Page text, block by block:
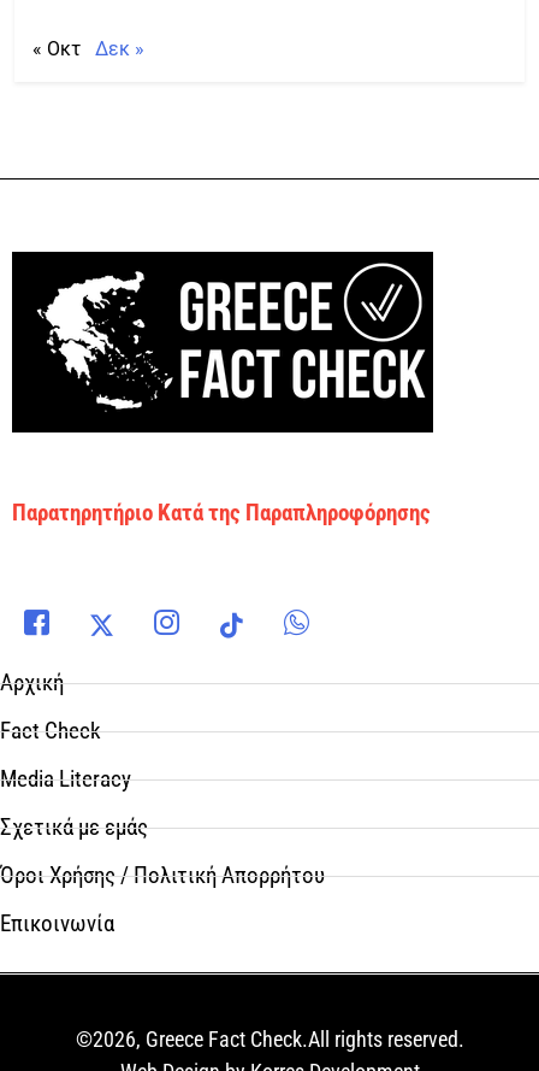
« Οκτ Δεκ »
Παρατηρητήριο Κατά της Παραπληροφόρησης
Αρχική
Fact Check
Media Literacy
Σχετικά με εμάς
Όροι Χρήσης / Πολιτική Απορρήτου
Επικοινωνία
©2026, Greece Fact Check.All rights reserved.